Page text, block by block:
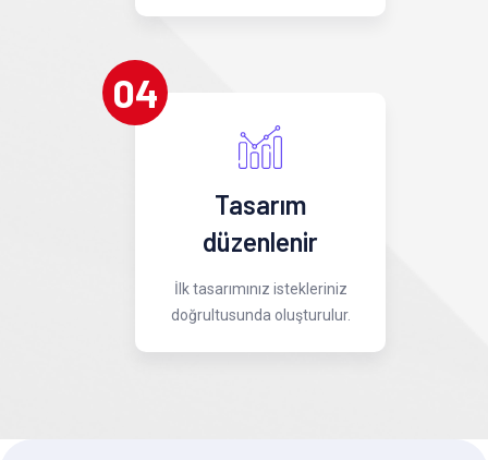
04
Tasarım
düzenlenir
İlk tasarımınız istekleriniz
doğrultusunda oluşturulur.